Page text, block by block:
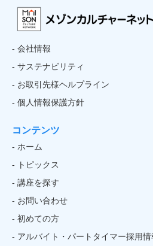
- 会社情報
- サステナビリティ
- お取引先様ヘルプライン
- 個人情報保護方針
コンテンツ
- ホーム
- トピックス
- 講座を探す
- お問い合わせ
- 初めての方
- アルバイト・パートタイマー採用情